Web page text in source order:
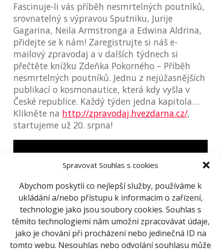
Spravovat Souhlas s cookies
Abychom poskytli co nejlepší služby, používáme k
ukládání a/nebo přístupu k informacím o zařízení,
technologie jako jsou soubory cookies. Souhlas s
těmito technologiemi nám umožní zpracovávat údaje,
jako je chování při procházení nebo jedinečná ID na
tomto webu. Nesouhlas nebo odvolání souhlasu může
Fascinuje-li vás příběh nesmrtelných poutníků,
srovnatelný s výpravou Sputniku, Jurije
Gagarina, Neila Armstronga a Edwina Aldrina,
přidejte se k nám! Zaregistrujte si náš e-
mailový zpravodaj a v dalších týdnech si
přečtěte knížku Zdeňka Pokorného – Příběh
nesmrtelných poutníků. Jednu z nejúžasnějších
publikací o kosmonautice, která kdy vyšla v
České republice. Každý týden jedna kapitola…
Klikněte na http://zpravodaj.hvezdarna.cz/,
startujeme už 20. srpna!